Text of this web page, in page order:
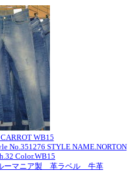
WB15
No.351276 STYLE NAME.NORTON
Color.WB15
ーマニア製 革ラベル 牛革